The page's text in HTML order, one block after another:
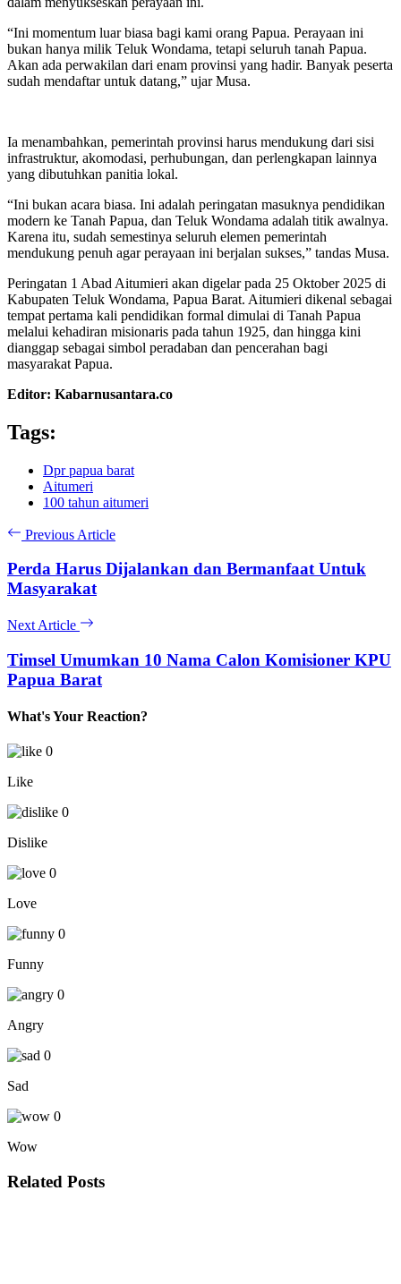
“Ini momentum luar biasa bagi kami orang Papua. Perayaan ini
bukan hanya milik Teluk Wondama, tetapi seluruh tanah Papua.
Akan ada perwakilan dari enam provinsi yang hadir. Banyak peserta
sudah mendaftar untuk datang,” ujar Musa.
Ia menambahkan, pemerintah provinsi harus mendukung dari sisi
infrastruktur, akomodasi, perhubungan, dan perlengkapan lainnya
yang dibutuhkan panitia lokal.
“Ini bukan acara biasa. Ini adalah peringatan masuknya pendidikan
modern ke Tanah Papua, dan Teluk Wondama adalah titik awalnya.
Karena itu, sudah semestinya seluruh elemen pemerintah
mendukung penuh agar perayaan ini berjalan sukses,” tandas Musa.
Peringatan 1 Abad Aitumieri akan digelar pada 25 Oktober 2025 di
Kabupaten Teluk Wondama, Papua Barat. Aitumieri dikenal sebagai
tempat pertama kali pendidikan formal dimulai di Tanah Papua
melalui kehadiran misionaris pada tahun 1925, dan hingga kini
dianggap sebagai simbol peradaban dan pencerahan bagi
masyarakat Papua.
Editor: Kabarnusantara.co
Tags:
Dpr papua barat
Aitumeri
100 tahun aitumeri
Previous Article
Perda Harus Dijalankan dan Bermanfaat Untuk
Masyarakat
Next Article
Timsel Umumkan 10 Nama Calon Komisioner KPU
Papua Barat
What's Your Reaction?
0
Like
0
Dislike
0
Love
0
Funny
0
Angry
0
Sad
0
Wow
Related Posts